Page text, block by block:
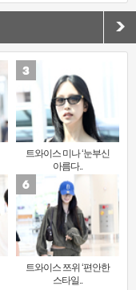
트와이스 미나 ‘눈부신
아름다..
트와이스 쯔위 ‘편안한
스타일..